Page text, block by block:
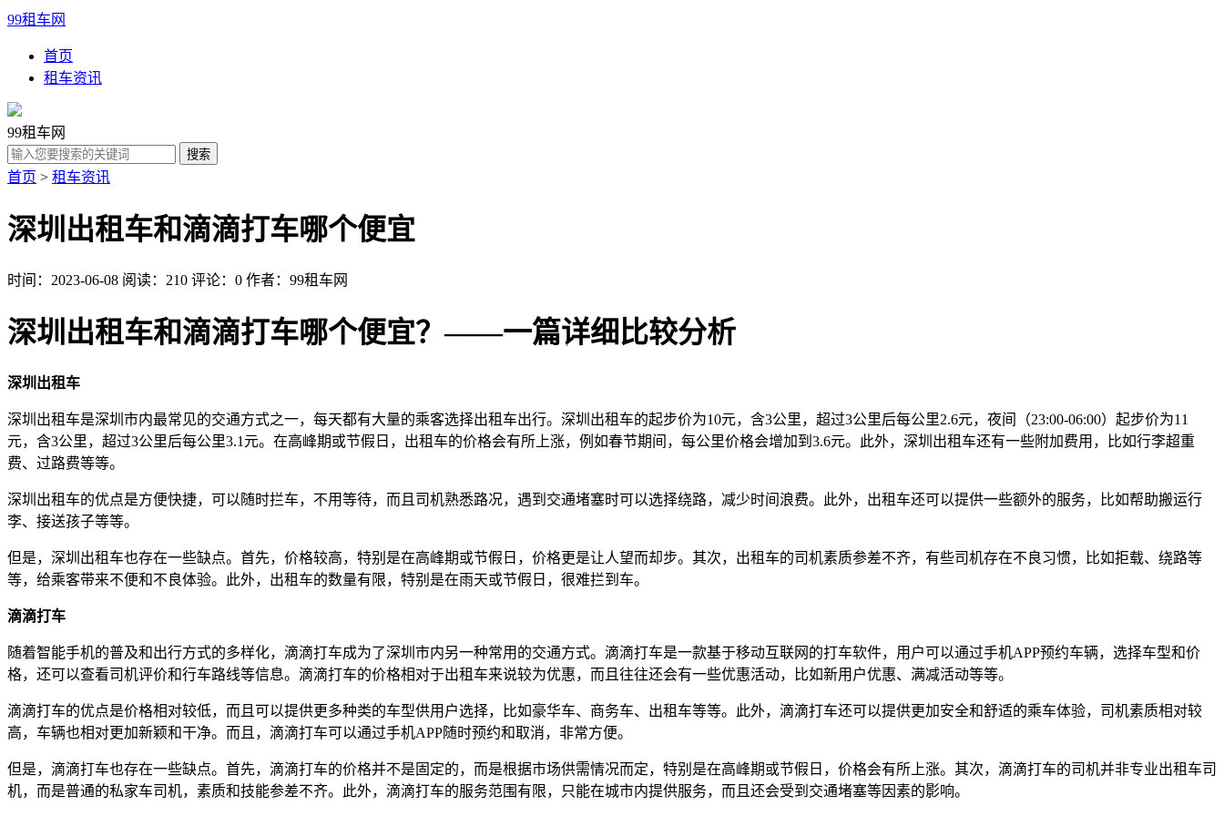
99租车网
首页
租车资讯
99租车网
首页 > 租车资讯
深圳出租车和滴滴打车哪个便宜
时间：2023-06-08 阅读：210 评论：0 作者：99租车网
深圳出租车和滴滴打车哪个便宜？——一篇详细比较分析
深圳出租车
深圳出租车是深圳市内最常见的交通方式之一，每天都有大量的乘客选择出租车出行。深圳出租车的起步价为10元，含3公里，超过3公里后每公里2.6元，夜间（23:00-06:00）起步价为11
元，含3公里，超过3公里后每公里3.1元。在高峰期或节假日，出租车的价格会有所上涨，例如春节期间，每公里价格会增加到3.6元。此外，深圳出租车还有一些附加费用，比如行李超重
费、过路费等等。
深圳出租车的优点是方便快捷，可以随时拦车，不用等待，而且司机熟悉路况，遇到交通堵塞时可以选择绕路，减少时间浪费。此外，出租车还可以提供一些额外的服务，比如帮助搬运行
李、接送孩子等等。
但是，深圳出租车也存在一些缺点。首先，价格较高，特别是在高峰期或节假日，价格更是让人望而却步。其次，出租车的司机素质参差不齐，有些司机存在不良习惯，比如拒载、绕路等
等，给乘客带来不便和不良体验。此外，出租车的数量有限，特别是在雨天或节假日，很难拦到车。
滴滴打车
随着智能手机的普及和出行方式的多样化，滴滴打车成为了深圳市内另一种常用的交通方式。滴滴打车是一款基于移动互联网的打车软件，用户可以通过手机APP预约车辆，选择车型和价
格，还可以查看司机评价和行车路线等信息。滴滴打车的价格相对于出租车来说较为优惠，而且往往还会有一些优惠活动，比如新用户优惠、满减活动等等。
滴滴打车的优点是价格相对较低，而且可以提供更多种类的车型供用户选择，比如豪华车、商务车、出租车等等。此外，滴滴打车还可以提供更加安全和舒适的乘车体验，司机素质相对较
高，车辆也相对更加新颖和干净。而且，滴滴打车可以通过手机APP随时预约和取消，非常方便。
但是，滴滴打车也存在一些缺点。首先，滴滴打车的价格并不是固定的，而是根据市场供需情况而定，特别是在高峰期或节假日，价格会有所上涨。其次，滴滴打车的司机并非专业出租车司
机，而是普通的私家车司机，素质和技能参差不齐。此外，滴滴打车的服务范围有限，只能在城市内提供服务，而且还会受到交通堵塞等因素的影响。